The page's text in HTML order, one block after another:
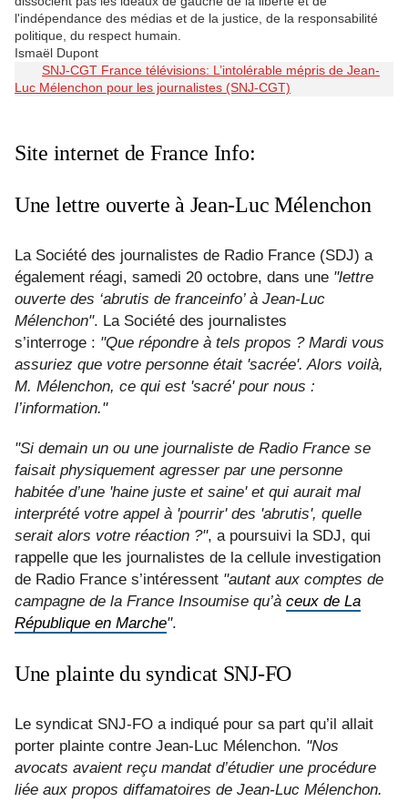
l'indépendance des médias et de la justice, de la responsabilité
politique, du respect humain.
Ismaël Dupont
SNJ-CGT France télévisions: L’intolérable mépris de Jean-
Luc Mélenchon pour les journalistes (SNJ-CGT)
Site internet de France Info:
Une lettre ouverte à Jean-Luc Mélenchon
La Société des journalistes de Radio France (SDJ) a
également réagi, samedi 20 octobre, dans une "lettre
ouverte des ‘abrutis de franceinfo’ à Jean-Luc
Mélenchon". La Société des journalistes
s’interroge : "Que répondre à tels propos ? Mardi vous
assuriez que votre personne était 'sacrée'. Alors voilà,
M. Mélenchon, ce qui est 'sacré' pour nous :
l’information."
"Si demain un ou une journaliste de Radio France se
faisait physiquement agresser par une personne
habitée d’une 'haine juste et saine' et qui aurait mal
interprété votre appel à 'pourrir' des 'abrutis', quelle
serait alors votre réaction ?", a poursuivi la SDJ, qui
rappelle que les journalistes de la cellule investigation
de Radio France s’intéressent "autant aux comptes de
campagne de la France Insoumise qu’à ceux de La
République en Marche".
Une plainte du syndicat SNJ-FO
Le syndicat SNJ-FO a indiqué pour sa part qu’il allait
porter plainte contre Jean-Luc Mélenchon. "Nos
avocats avaient reçu mandat d’étudier une procédure
liée aux propos diffamatoires de Jean-Luc Mélenchon.